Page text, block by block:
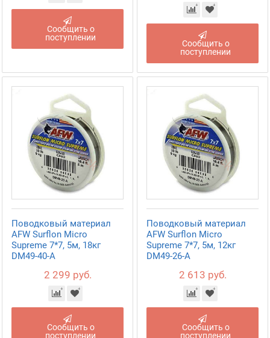
Сообщить о
поступлении
Сообщить о
поступлении
Поводковый материал
AFW Surflon Micro
Supreme 7*7, 5м, 18кг
DM49-40-A
2 299 руб.
Сообщить о
поступлении
Поводковый материал
AFW Surflon Micro
Supreme 7*7, 5м, 12кг
DM49-26-A
2 613 руб.
Сообщить о
поступлении